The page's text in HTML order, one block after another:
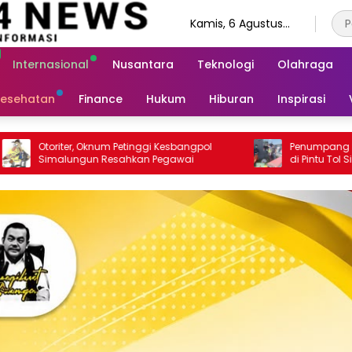
Kamis, 6 Agustus
Internasional Nusantara Teknologi Olahraga
Finance Hukum Hiburan Inspirasi
Penumpang Bus Meninggal Mendadak
di Pintu Tol Sinaksak, Polsek Dolok Batu
Nanggar Gerak Cepat Olah TKP